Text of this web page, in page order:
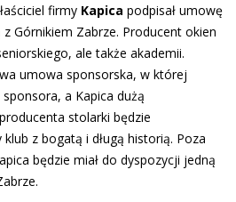
firmy Kapica podpisał umowę
Górnikiem Zabrze. Producent okien
ale także akademii.
umowa sponsorska, w której
a Kapica dużą
stolarki będzie
z bogatą i długą historią. Poza
będzie miał do dyspozycji jedną